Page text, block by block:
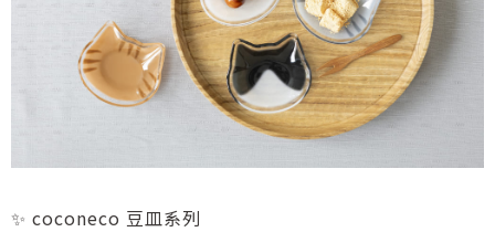
✨ coconeco 豆皿系列